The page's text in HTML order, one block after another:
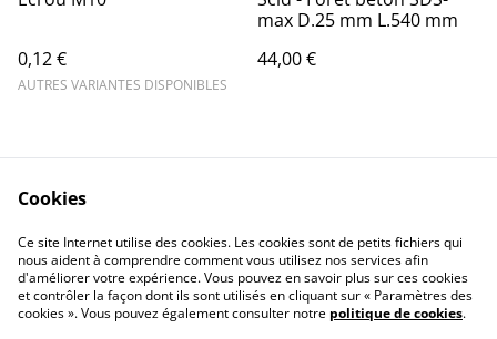
0,12 €
AUTRES VARIANTES DISPONIBLES
max D.25 mm L.540 mm
44,00 €
Contactez-nous
Conditions
Politique de
confidentialité
Politique de cookies
Cookies
Ce site Internet utilise des cookies. Les cookies sont de petits fichiers qui
nous aident à comprendre comment vous utilisez nos services afin
d'améliorer votre expérience. Vous pouvez en savoir plus sur ces cookies
et contrôler la façon dont ils sont utilisés en cliquant sur « Paramètres des
cookies ». Vous pouvez également consulter notre politique de cookies.